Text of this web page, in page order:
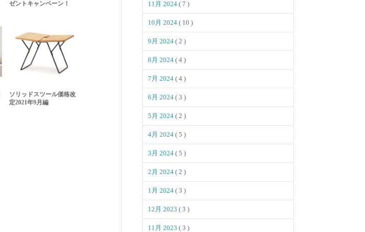
ゼントキャンペーン！
ソリッドスツール価格改
定2021年9月編
11月 2024 ( 7 )
10月 2024 ( 10 )
9月 2024 ( 2 )
8月 2024 ( 4 )
7月 2024 ( 4 )
6月 2024 ( 3 )
5月 2024 ( 2 )
4月 2024 ( 5 )
3月 2024 ( 5 )
2月 2024 ( 2 )
1月 2024 ( 3 )
12月 2023 ( 3 )
11月 2023 ( 3 )